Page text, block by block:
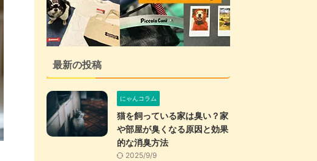
最新の投稿
にゃんコラム
猫を飼っている家は臭い？家
や部屋が臭くなる原因と効果
的な消臭方法
2025/9/9